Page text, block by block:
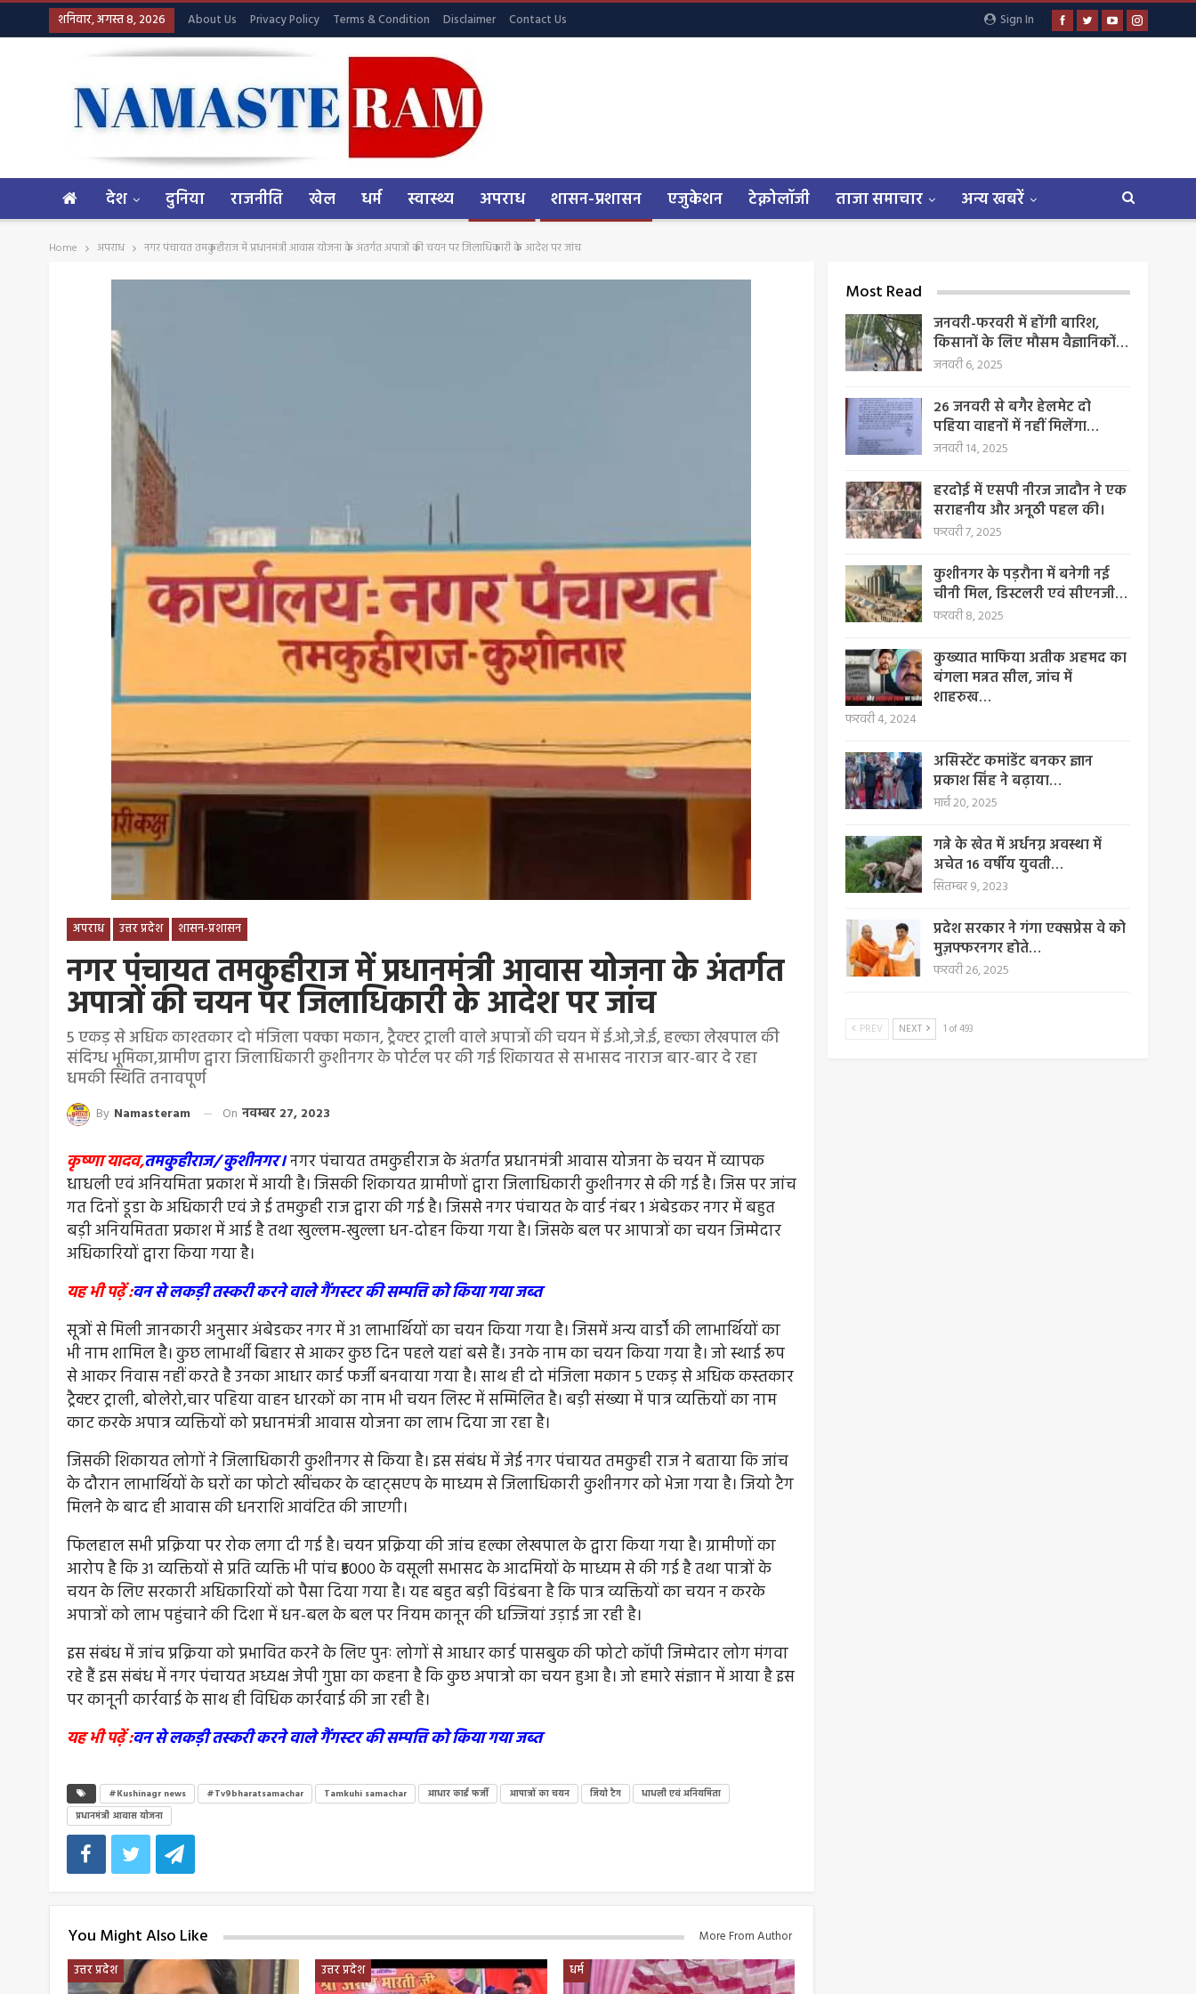
Sign In
शनिवार, अगस्त 8, 2026 About Us Privacy Policy Terms & Condition Disclaimer Contact Us
देश दुनिया राजनीति खेल धर्म स्वास्थ्य अपराध शासन-प्रशासन एजुकेशन टेक्नोलॉजी ताजा समाचार अन्य खबरें
Home अपराध नगर पंचायत तमकुहीराज में प्रधानमंत्री आवास योजना के अंतर्गत अपात्रों की चयन पर जिलाधिकारी के आदेश पर जांच
अपराध उत्तर प्रदेश शासन-प्रशासन
नगर पंचायत तमकुहीराज में प्रधानमंत्री आवास योजना के अंतर्गत
अपात्रों की चयन पर जिलाधिकारी के आदेश पर जांच
5 एकड़ से अधिक काश्तकार दो मंजिला पक्का मकान, ट्रैक्टर ट्राली वाले अपात्रों की चयन में ई.ओ,जे.ई, हल्का लेखपाल की
संदिग्ध भूमिका,ग्रामीण द्वारा जिलाधिकारी कुशीनगर के पोर्टल पर की गई शिकायत से सभासद नाराज बार-बार दे रहा
धमकी स्थिति तनावपूर्ण
By Namasteram On नवम्बर 27, 2023
कृष्णा यादव,तमकुहीराज/ कुशीनगर।नगर पंचायत तमकुहीराज के अंतर्गत प्रधानमंत्री आवास योजना के चयन में व्यापक
धाधली एवं अनियमिता प्रकाश में आयी है। जिसकी शिकायत ग्रामीणों द्वारा जिलाधिकारी कुशीनगर से की गई है। जिस पर जांच
गत दिनों डूडा के अधिकारी एवं जे ई तमकुही राज द्वारा की गई है। जिससे नगर पंचायत के वार्ड नंबर 1 अंबेडकर नगर में बहुत
बड़ी अनियमितता प्रकाश में आई है तथा खुल्लम-खुल्ला धन-दोहन किया गया है। जिसके बल पर आपात्रों का चयन जिम्मेदार
अधिकारियों द्वारा किया गया है।
यह भी पढ़ें :वन से लकड़ी तस्करी करने वाले गैंगस्टर की सम्पत्ति को किया गया जब्त
सूत्रों से मिली जानकारी अनुसार अंबेडकर नगर में 31 लाभार्थियों का चयन किया गया है। जिसमें अन्य वार्डों की लाभार्थियों का
भी नाम शामिल है। कुछ लाभार्थी बिहार से आकर कुछ दिन पहले यहां बसे हैं। उनके नाम का चयन किया गया है। जो स्थाई रूप
से आकर निवास नहीं करते है उनका आधार कार्ड फर्जी बनवाया गया है। साथ ही दो मंजिला मकान 5 एकड़ से अधिक कस्तकार
ट्रैक्टर ट्राली, बोलेरो,चार पहिया वाहन धारकों का नाम भी चयन लिस्ट में सम्मिलित है। बड़ी संख्या में पात्र व्यक्तियों का नाम
काट करके अपात्र व्यक्तियों को प्रधानमंत्री आवास योजना का लाभ दिया जा रहा है।
जिसकी शिकायत लोगों ने जिलाधिकारी कुशीनगर से किया है। इस संबंध में जेई नगर पंचायत तमकुही राज ने बताया कि जांच
के दौरान लाभार्थियों के घरों का फोटो खींचकर के व्हाट्सएप के माध्यम से जिलाधिकारी कुशीनगर को भेजा गया है। जियो टैग
मिलने के बाद ही आवास की धनराशि आवंटित की जाएगी।
फिलहाल सभी प्रक्रिया पर रोक लगा दी गई है। चयन प्रक्रिया की जांच हल्का लेखपाल के द्वारा किया गया है। ग्रामीणों का
आरोप है कि 31 व्यक्तियों से प्रति व्यक्ति भी पांच ₹5000 के वसूली सभासद के आदमियों के माध्यम से की गई है तथा पात्रों के
चयन के लिए सरकारी अधिकारियों को पैसा दिया गया है। यह बहुत बड़ी विडंबना है कि पात्र व्यक्तियों का चयन न करके
अपात्रों को लाभ पहुंचाने की दिशा में धन-बल के बल पर नियम कानून की धज्जियां उड़ाई जा रही है।
इस संबंध में जांच प्रक्रिया को प्रभावित करने के लिए पुनः लोगों से आधार कार्ड पासबुक की फोटो कॉपी जिम्मेदार लोग मंगवा
रहे हैं इस संबंध में नगर पंचायत अध्यक्ष जेपी गुप्ता का कहना है कि कुछ अपात्रो का चयन हुआ है। जो हमारे संज्ञान में आया है इस
पर कानूनी कार्रवाई के साथ ही विधिक कार्रवाई की जा रही है।
यह भी पढ़ें :वन से लकड़ी तस्करी करने वाले गैंगस्टर की सम्पत्ति को किया गया जब्त
#Kushinagr news #Tv9bharatsamachar Tamkuhi samachar आधार कार्ड फर्जी आपात्रों का चयन जियो टैग
धाधली एवं अनियमिता
प्रधानमंत्री आवास योजना
You Might Also Like
More From Author
उत्तर प्रदेश
उत्तर प्रदेश धर्म
Most Read
जनवरी-फरवरी में होंगी बारिश,
किसानों के लिए मौसम वैज्ञानिकों…
जनवरी 6, 2025
26 जनवरी से बगैर हेलमेट दो
पहिया वाहनों में नहीं मिलेंगा…
जनवरी 14, 2025
हरदोई में एसपी नीरज जादौन ने एक
सराहनीय और अनूठी पहल की।
फरवरी 7, 2025
कुशीनगर के पड़रौना में बनेगी नई
चीनी मिल, डिस्टलरी एवं सीएनजी…
फरवरी 8, 2025
कुख्यात माफिया अतीक अहमद का
बंगला मन्नत सील, जांच में
शाहरुख…
फरवरी 4, 2024
असिस्टेंट कमांडेंट बनकर ज्ञान
प्रकाश सिंह ने बढ़ाया…
मार्च 20, 2025
गन्ने के खेत में अर्धनग्न अवस्था में
अचेत 16 वर्षीय युवती…
सितम्बर 9, 2023
प्रदेश सरकार ने गंगा एक्सप्रेस वे को
मुज़फ्फरनगर होते…
फरवरी 26, 2025
PREV NEXT 1 of 493